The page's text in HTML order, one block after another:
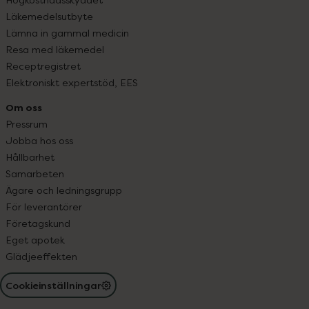
Läkemedelsutbyte
Lämna in gammal medicin
Resa med läkemedel
Receptregistret
Elektroniskt expertstöd, EES
Om oss
Pressrum
Jobba hos oss
Hållbarhet
Samarbeten
Ägare och ledningsgrupp
För leverantörer
Företagskund
Eget apotek
Glädjeeffekten
Cookieinställningar